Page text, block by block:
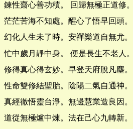
鍊性齋心善功積。 回歸無極正道修。
茫茫苦海不知處。醒心了悟早回頭。
幻化人生未了時。安禪樂道自無尤。
忙中歲月靜中身。 便是長生不老人。
修得真心得玄妙。早登天府脫凡塵。
性命雙修結聖胎。陰陽二氣自通神。
真經徹悟靈台淨。無邊慧業造良因。
道從無極爐中煉。法在己心九轉新。